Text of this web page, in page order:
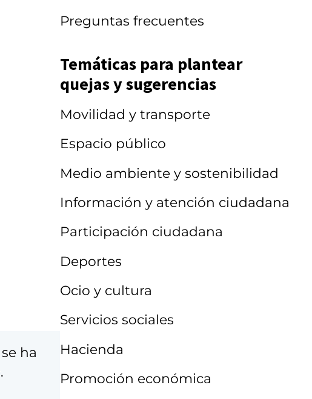
se ha
.
Preguntas frecuentes
Temáticas para plantear
quejas y sugerencias
Movilidad y transporte
Espacio público
Medio ambiente y sostenibilidad
Información y atención ciudadana
Participación ciudadana
Deportes
Ocio y cultura
Servicios sociales
Hacienda
Promoción económica